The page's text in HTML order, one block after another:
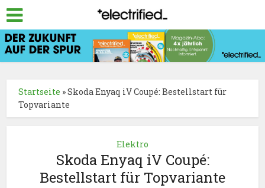
Startseite »Skoda Enyaq iV Coupé: Bestellstart für
Topvariante
Elektro
Skoda Enyaq iV Coupé:
Bestellstart für Topvariante